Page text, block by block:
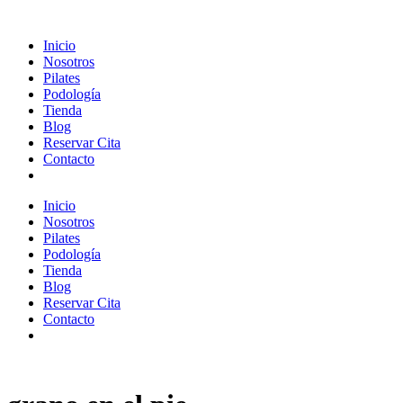
Inicio
Nosotros
Pilates
Podología
Tienda
Blog
Reservar Cita
Contacto
Inicio
Nosotros
Pilates
Podología
Tienda
Blog
Reservar Cita
Contacto